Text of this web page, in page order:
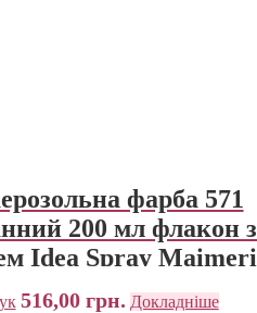
фарба 571
200 мл флакон з
Idea Spray Maimeri
Італія
516,00 грн. Докладніше